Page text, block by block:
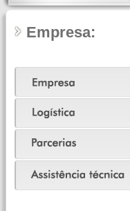
Empresa: